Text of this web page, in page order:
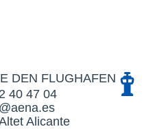
DEN FLUGHAFEN
40 47 04
Alicante